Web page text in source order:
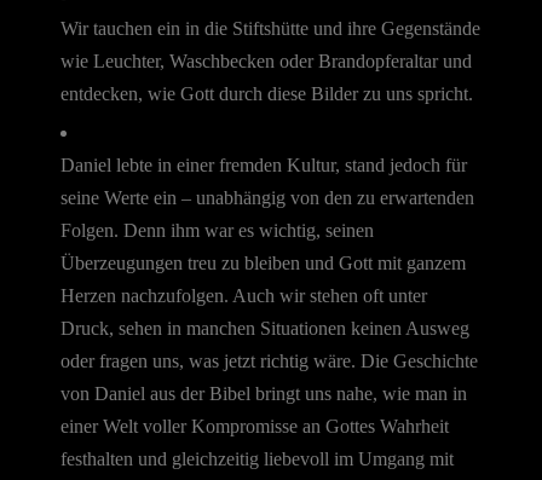
Wir tauchen ein in die Stiftshütte und ihre Gegenstände
wie Leuchter, Waschbecken oder Brandopferaltar und
entdecken, wie Gott durch diese Bilder zu uns spricht.
Daniel lebte in einer fremden Kultur, stand jedoch für
seine Werte ein – unabhängig von den zu erwartenden
Folgen. Denn ihm war es wichtig, seinen
Überzeugungen treu zu bleiben und Gott mit ganzem
Herzen nachzufolgen. Auch wir stehen oft unter
Druck, sehen in manchen Situationen keinen Ausweg
oder fragen uns, was jetzt richtig wäre. Die Geschichte
von Daniel aus der Bibel bringt uns nahe, wie man in
einer Welt voller Kompromisse an Gottes Wahrheit
festhalten und gleichzeitig liebevoll im Umgang mit